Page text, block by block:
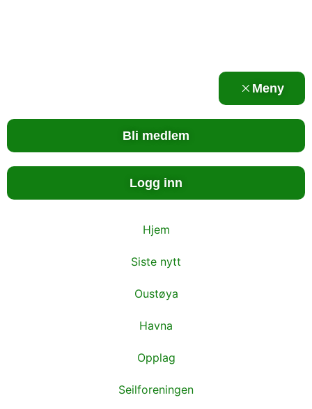
Meny
Bli medlem
Logg inn
Hjem
Siste nytt
Oustøya
Havna
Opplag
Seilforeningen